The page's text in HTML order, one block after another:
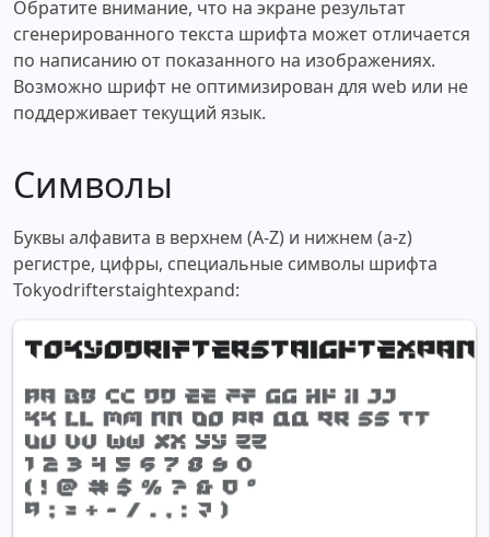
Обратите внимание, что на экране результат
сгенерированного текста шрифта может отличается
по написанию от показанного на изображениях.
Возможно шрифт не оптимизирован для web или не
поддерживает текущий язык.
Символы
Буквы алфавита в верхнем (A-Z) и нижнем (a-z)
регистре, цифры, специальные символы шрифта
Tokyodrifterstaightexpand: